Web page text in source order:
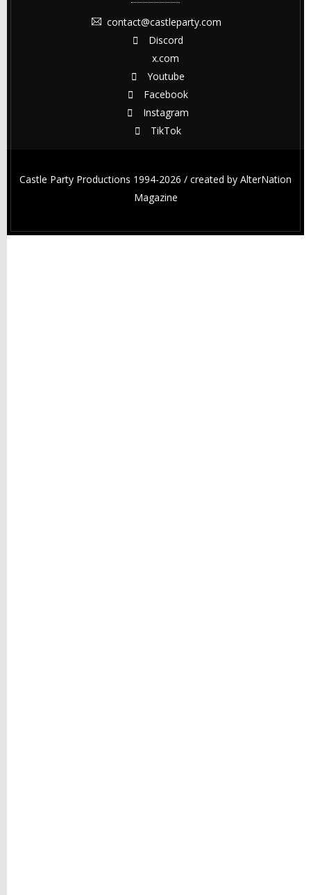
contact@castleparty.com
Discord
x.com
Youtube
Facebook
Instagram
TikTok
Castle Party Productions 1994-2026 / created by AlterNation
Magazine